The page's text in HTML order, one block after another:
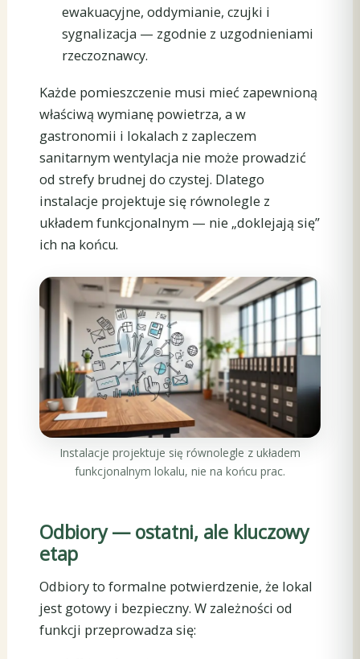
ewakuacyjne, oddymianie, czujki i
sygnalizacja — zgodnie z uzgodnieniami
rzeczoznawcy.
Każde pomieszczenie musi mieć zapewnioną
właściwą wymianę powietrza, a w
gastronomii i lokalach z zapleczem
sanitarnym wentylacja nie może prowadzić
od strefy brudnej do czystej. Dlatego
instalacje projektuje się równolegle z
układem funkcjonalnym — nie „doklejają się”
ich na końcu.
Instalacje projektuje się równolegle z układem
funkcjonalnym lokalu, nie na końcu prac.
Odbiory — ostatni, ale kluczowy
etap
Odbiory to formalne potwierdzenie, że lokal
jest gotowy i bezpieczny. W zależności od
funkcji przeprowadza się: